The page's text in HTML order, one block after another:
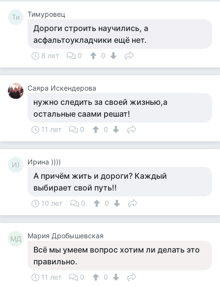
Ти Тимуровец
Дороги строить научились, а
асфальтоукладчики ещё нет.
8 лет 0 0
Саяра Искендерова
нужно следить за своей жизнью,а
остальные саами решат!
11 лет 0 0
И) Ирина ))))
А причём жить и дороги? Каждый
выбирает свой путь!!
10 лет 0 0
МД Мария Дробышевская
Всё мы умеем вопрос хотим ли делать это
правильно.
11 лет 0 0